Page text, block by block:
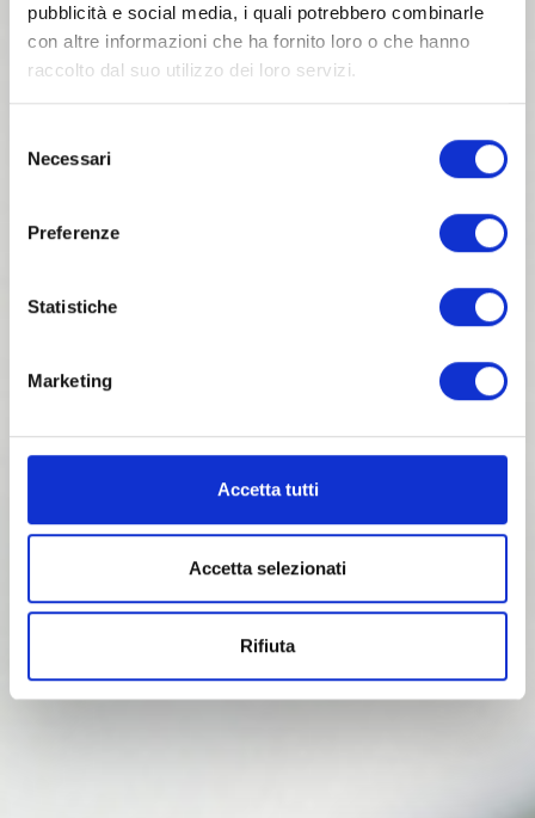
pubblicità e social media, i quali potrebbero combinarle
con altre informazioni che ha fornito loro o che hanno
raccolto dal suo utilizzo dei loro servizi.
delNecessari
Preferenze
Statistiche
Marketing
Accetta tutti
Accetta selezionati
Rifiuta
Riparazione o sostituzione
batterie
Presso i nostri Laboratori potrai ricevere tutta
sostituzione di batterie per i tuoi dispositivi!